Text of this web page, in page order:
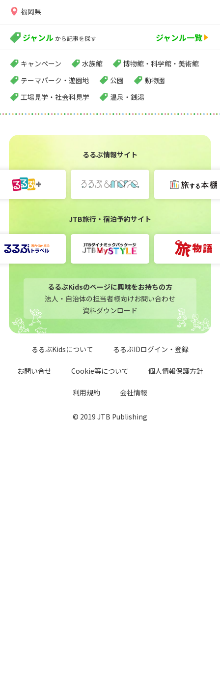
福岡県
ジャンル から記事を探す ジャンル一覧
キャンペーン 水族館
博物館・科学館・美術館
テーマパーク・遊園地
公園
動物園
工場見学・社会科見学
温泉・銭湯
るるぶ情報サイト
JTB旅行・宿泊予約サイト
るるぶKidsのページに興味をお持ちの方
法人・自治体の担当者様向けお問い合わせ
資料ダウンロード
るるぶKidsについて るるぶIDログイン・登録
お問い合せ Cookie等について 個人情報保護方針
利用規約 会社情報
© 2019 JTB Publishing